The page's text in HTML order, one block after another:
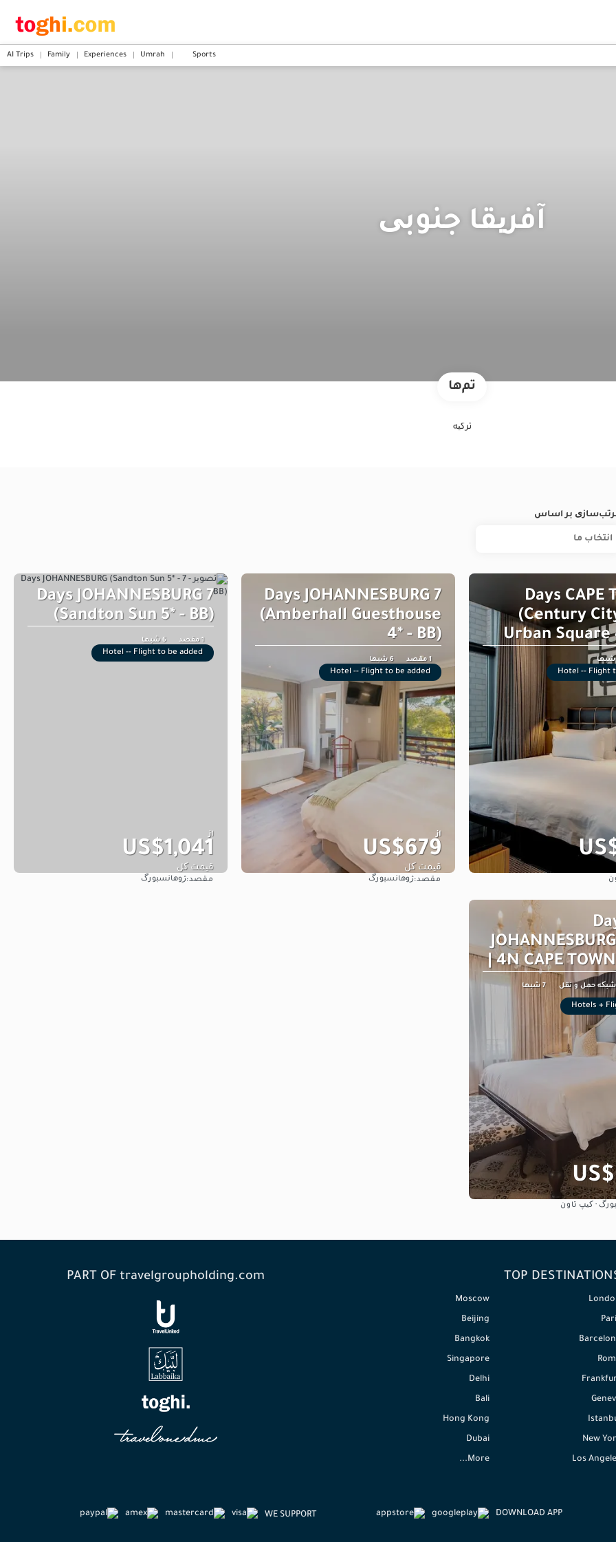
Sports
Umrah
Experiences
Family
AI Trips
آفریقا جنوبی
تم‌ها
ترکیه
بر اساس
انتخاب‌ ما
7 Days CAPE
(Century
Urban Square
Hotel -- Flight
7 Days JOHANNESBURG
(Amberhall Guesthouse
4* - BB)
1 مقصد 6 شبها
Hotel -- Flight to be added
از
US$679
قیمت کل
مقصد:ژوهانسبورگ
7 Days JOHANNESBURG
(Sandton Sun 5* - BB)
1 مقصد 6 شبها
Hotel -- Flight to be added
از
US$1,041
قیمت کل
مقصد:ژوهانسبورگ
8
| 4N CAPE
7 شبها
Hotels +
· کیپ تاون
TOP
New
Los
Moscow
Beijing
Bangkok
Singapore
Delhi
Bali
Hong Kong
Dubai
More...
PART OF travelgroupholding.com
DOWNLOAD APP
WE SUPPORT